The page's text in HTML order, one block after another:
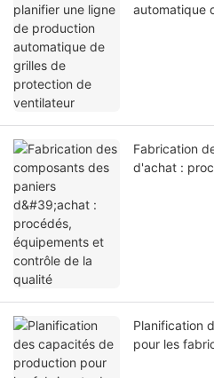
automatique
Fabrication
d'achat :
Planification
pour les